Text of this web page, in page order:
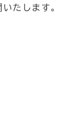
たします。